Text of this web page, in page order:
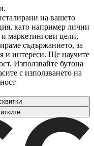
на вашето
като например лични
маркетингови цели,
съдържанието, за
и интереси. Ще научите
Използвайте бутона
с използването на